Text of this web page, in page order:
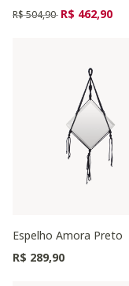
Preço reduzido de
R$ 504,90 para
R$ 462,90
Espelho Amora Preto
R$ 289,90